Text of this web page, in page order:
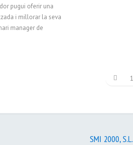
pugui oferir una
i millorar la seva
manager de
1
SMI 2000,